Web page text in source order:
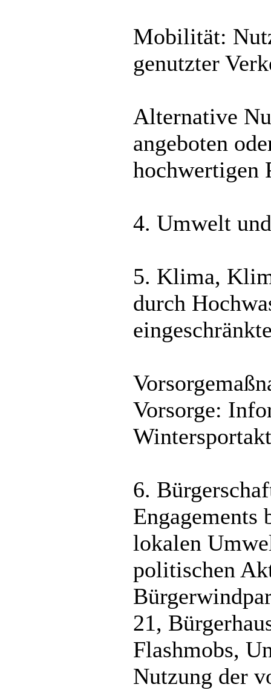
Mobilität:
genutzter
Alternative
angeboten
hochwertigen
4. Umwelt
5. Klima,
durch
Vorsorge:
6.
lokalen
politischen
21,
Flashmobs,
Nutzung der